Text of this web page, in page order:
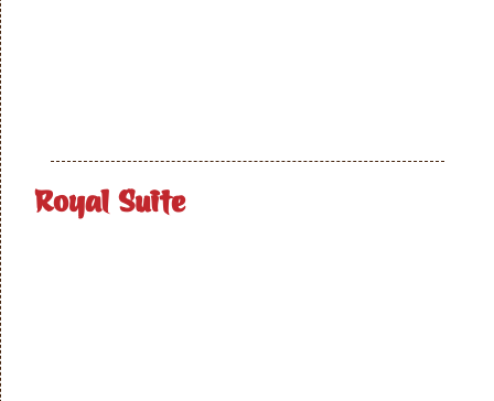
Royal Suite